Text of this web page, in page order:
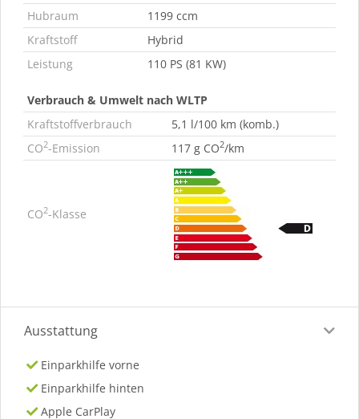
Hubraum
1199 ccm
Kraftstoff
Hybrid
Leistung
110 PS (81 KW)
Verbrauch & Umwelt nach WLTP
Kraftstoffverbrauch
5,1 l/100 km (komb.)
CO2-Emission 117 g CO2/km
CO2-Klasse
Ausstattung
Einparkhilfe vorne
Einparkhilfe hinten
Apple CarPlay